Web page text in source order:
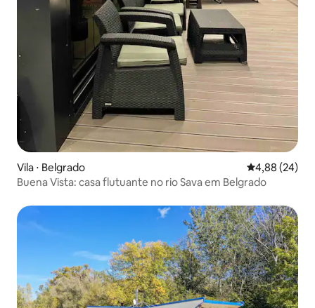
Vila ⋅ Belgrado 4,88 de uma
4,88 (24)
Buena Vista: casa flutuante no rio Sava em Belgrado